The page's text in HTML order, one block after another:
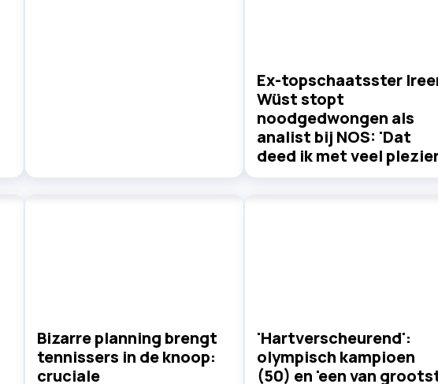
Ex-topschaatsster
Wüst stopt
noodgedwongen als
analist bij NOS: 'Dat
deed ik met veel
Bizarre planning brengt
tennissers in de knoop:
cruciale
'Hartverscheurend':
olympisch kampioen
(50) en 'een van